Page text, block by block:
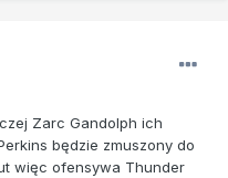
Zarc Gandolph ich
będzie zmuszony do
więc ofensywa Thunder